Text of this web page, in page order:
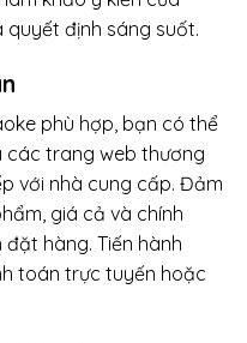
định sáng suốt.
phù hợp, bạn có thể
trang web thương
với nhà cung cấp. Đảm
giá cả và chính
hàng. Tiến hành
toán trực tuyến hoặc